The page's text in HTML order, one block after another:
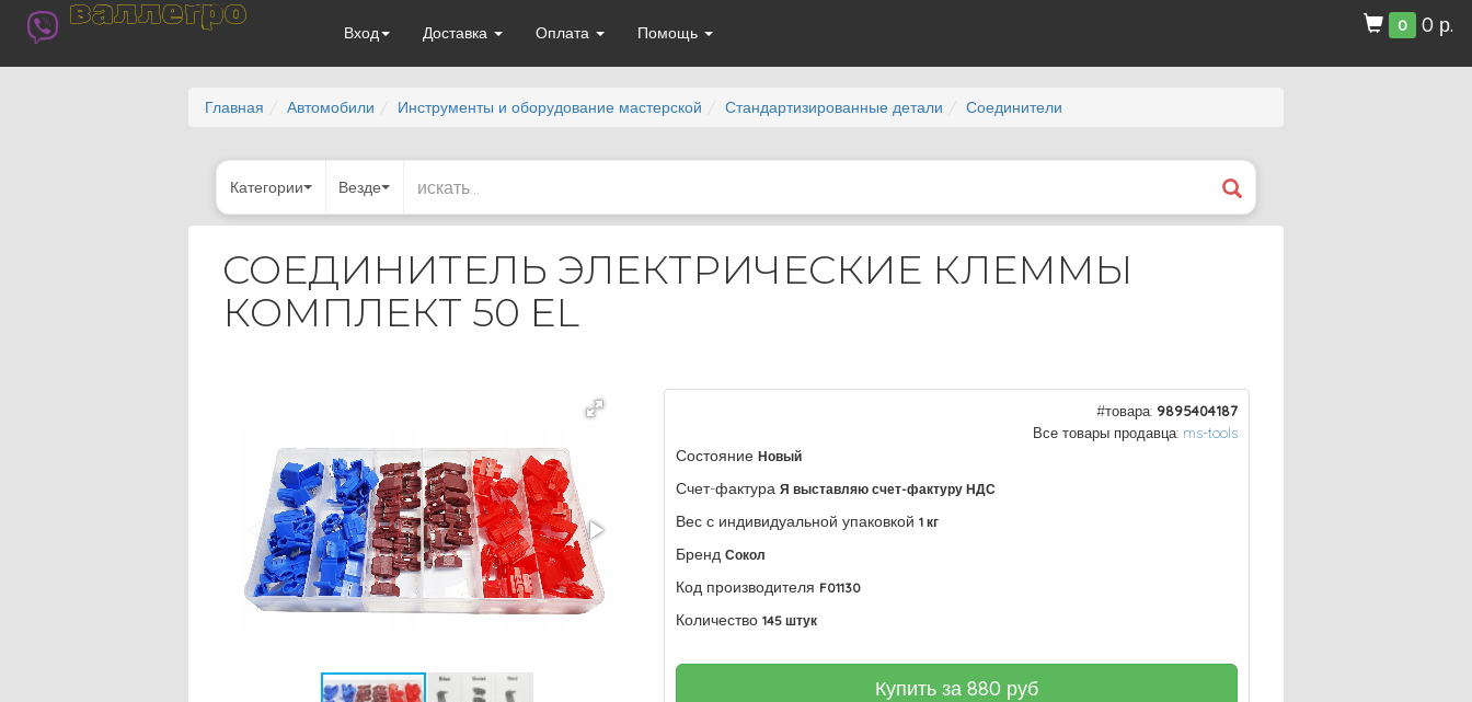
валлегро
Вход Доставка Оплата Помощь 0 0 р.
Главная Автомобили Инструменты и оборудование мастерской Стандартизированные детали Соединители
Категории Везде
СОЕДИНИТЕЛЬ ЭЛЕКТРИЧЕСКИЕ КЛЕММЫ
КОМПЛЕКТ 50 EL
#товара: 9895404187
Все товары продавца: ms-tools
Состояние Новый
Счет-фактура Я выставляю счет-фактуру НДС
Вес с индивидуальной упаковкой 1 кг
Бренд Сокол
Код производителя F01130
Количество 145 штук
Купить за880 руб